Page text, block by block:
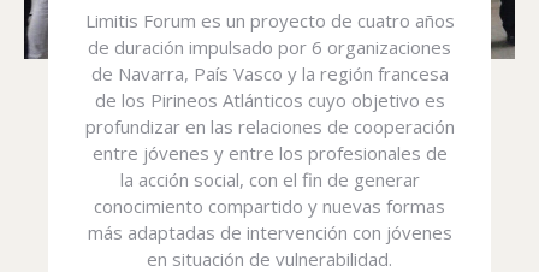
Limitis Forum es un proyecto de cuatro años
de duración impulsado por 6 organizaciones
de Navarra, País Vasco y la región francesa
de los Pirineos Atlánticos cuyo objetivo es
profundizar en las relaciones de cooperación
entre jóvenes y entre los profesionales de
la acción social, con el fin de generar
conocimiento compartido y nuevas formas
más adaptadas de intervención con jóvenes
en situación de vulnerabilidad.